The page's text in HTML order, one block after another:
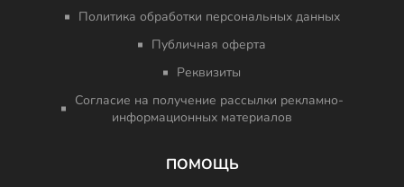
Политика обработки персональных данных
Публичная оферта
Реквизиты
Согласие на получение рассылки рекламно-
информационных материалов
ПОМОЩЬ